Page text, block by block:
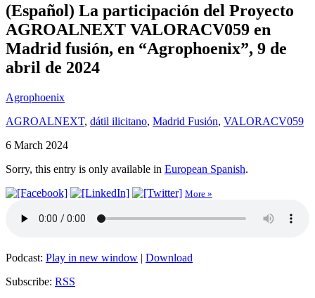
(Español) La participación del Proyecto
AGROALNEXT VALORACV059 en
Madrid fusión, en “Agrophoenix”, 9 de
abril de 2024
Agrophoenix
AGROALNEXT, dátil ilicitano, Madrid Fusión, VALORACV059
6 March 2024
Sorry, this entry is only available in European Spanish.
More »
Podcast: Play in new window | Download
Subscribe: RSS